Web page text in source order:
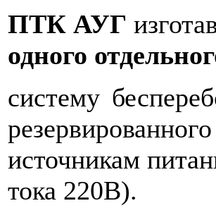
ПТК АУГ
одного
систему
источникам
тока 220В).